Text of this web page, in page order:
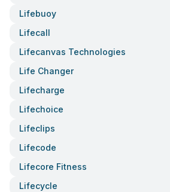
Lifebuoy
Lifecall
Lifecanvas Technologies
Life Changer
Lifecharge
Lifechoice
Lifeclips
Lifecode
Lifecore Fitness
Lifecycle